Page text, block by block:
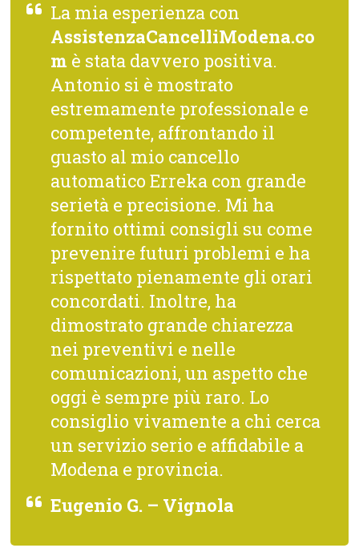
La mia esperienza con
AssistenzaCancelliModena.co
m è stata davvero positiva.
Antonio si è mostrato
estremamente professionale e
competente, affrontando il
guasto al mio cancello
automatico Erreka con grande
serietà e precisione. Mi ha
fornito ottimi consigli su come
prevenire futuri problemi e ha
rispettato pienamente gli orari
concordati. Inoltre, ha
dimostrato grande chiarezza
nei preventivi e nelle
comunicazioni, un aspetto che
oggi è sempre più raro. Lo
consiglio vivamente a chi cerca
un servizio serio e affidabile a
Modena e provincia.
Eugenio G. – Vignola